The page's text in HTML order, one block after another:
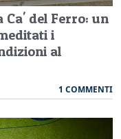
Ca' del Ferro: un
i
al
1 COMMENTI